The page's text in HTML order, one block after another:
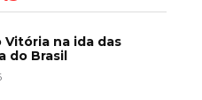
na ida das
do Brasil